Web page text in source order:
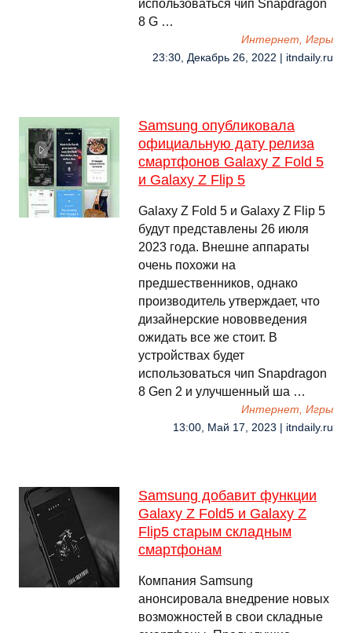
использоваться чип Snapdragon
8 G …
Интернет, Игры
23:30, Декабрь 26, 2022 | itndaily.ru
Samsung опубликовала
официальную дату релиза
смартфонов Galaxy Z Fold 5
и Galaxy Z Flip 5
Galaxy Z Fold 5 и Galaxy Z Flip 5
будут представлены 26 июля
2023 года. Внешне аппараты
очень похожи на
предшественников, однако
производитель утверждает, что
дизайнерские нововведения
ожидать все же стоит. В
устройствах будет
использоваться чип Snapdragon
8 Gen 2 и улучшенный ша …
Интернет, Игры
13:00, Май 17, 2023 | itndaily.ru
Samsung добавит функции
Galaxy Z Fold5 и Galaxy Z
Flip5 старым складным
смартфонам
Компания Samsung
анонсировала внедрение новых
возможностей в свои складные